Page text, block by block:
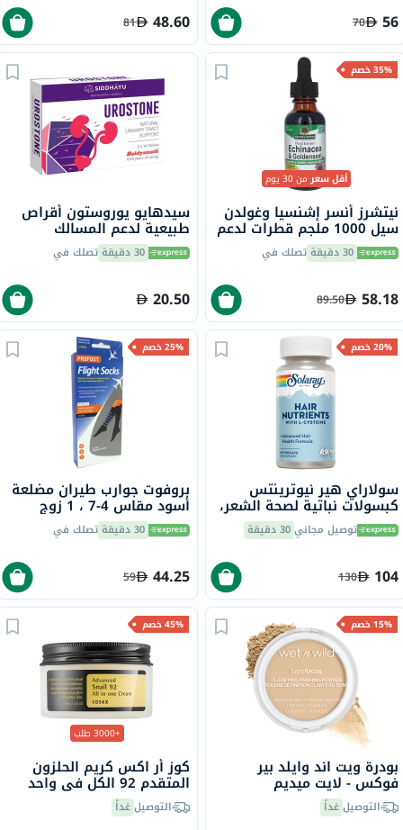
56
70
48.60
81
35% خصم
أقل سعرمن 30 يوم
نيتشرز أنسر إشنسيا وغولدن
سيل 1000 ملجم قطرات لدعم
المناعة، 30 مل
30 دقيقة تصلك في
58.18
89.50
سيدهايو يوروستون أقراص
طبيعية لدعم المسالك
البولية، حزمة من 30
30 دقيقة تصلك في
20.50
20% خصم
سولاراي هير نيوترينتس
كبسولات نباتية لصحة الشعر،
60 كبسولة توصيل مجاني30 دقيقة
104
130
25% خصم
بروفوت جوارب طيران مضلعة
أسود مقاس 4-7 ، 1 زوج
P72112 / 1
30 دقيقة تصلك في
44.25
59
15% خصم
بودرة ويت اند وايلد بير
فوكس - لايت ميديم
التوصيلغداً
45% خصم
+3000 طلب
كوز أر اكس كريم الحلزون
المتقدم 92 الكل في واحد
100 ملالتوصيلغداً